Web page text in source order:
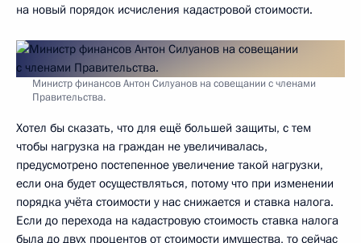
на новый порядок исчисления кадастровой стоимости.
Министр финансов Антон Силуанов на совещании с членами
Правительства.
Хотел бы сказать, что для ещё большей защиты, с тем
чтобы нагрузка на граждан не увеличивалась,
предусмотрено постепенное увеличение такой нагрузки,
если она будет осуществляться, потому что при изменении
порядка учёта стоимости у нас снижается и ставка налога.
Если до перехода на кадастровую стоимость ставка налога
была до двух процентов от стоимости имущества, то сейчас